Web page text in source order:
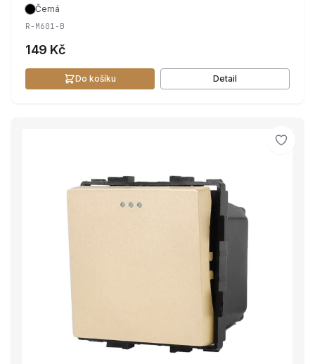
Černá
R-M601-B
149 Kč
Do košíku Detail